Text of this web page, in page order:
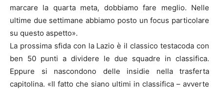
marcare la quarta meta, dobbiamo fare meglio. Nelle
ultime due settimane abbiamo posto un focus particolare
su questo aspetto».
La prossima sfida con la Lazio è il classico testacoda con
ben 50 punti a dividere le due squadre in classifica.
Eppure si nascondono delle insidie nella trasferta
capitolina. «Il fatto che siano ultimi in classifica – avverte